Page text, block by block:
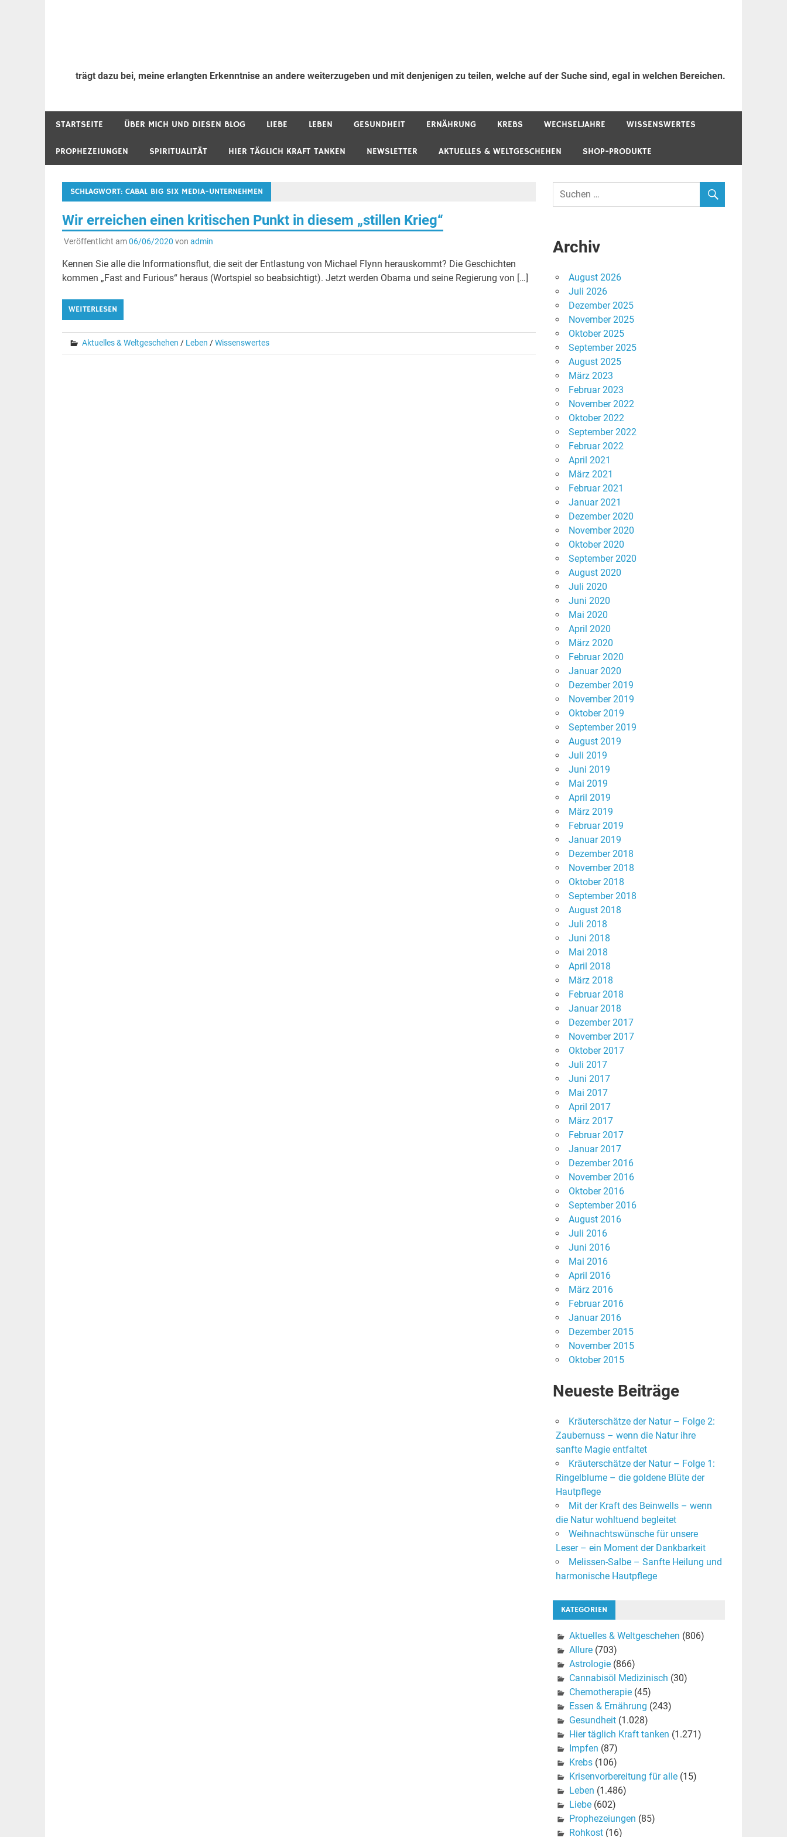
trägt dazu bei, meine erlangten Erkenntnise an andere weiterzugeben und mit denjenigen zu teilen, welche auf der Suche sind, egal in welchen Bereichen.
STARTSEITE ÜBER MICH UND DIESEN BLOG LIEBE LEBEN GESUNDHEIT ERNÄHRUNG KREBS WECHSELJAHRE WISSENSWERTES
PROPHEZEIUNGEN SPIRITUALITÄT HIER TÄGLICH KRAFT TANKEN NEWSLETTER AKTUELLES & WELTGESCHEHEN SHOP-PRODUKTE
SCHLAGWORT: CABAL BIG SIX MEDIA-UNTERNEHMEN
Wir erreichen einen kritischen Punkt in diesem „stillen Krieg“
Veröffentlicht am06/06/2020 von admin
Kennen Sie alle die Informationsflut, die seit der Entlastung von Michael Flynn herauskommt? Die Geschichten
kommen „Fast and Furious“ heraus (Wortspiel so beabsichtigt). Jetzt werden Obama und seine Regierung von […]
WEITERLESEN
Aktuelles & Weltgeschehen / Leben /Wissenswertes
Archiv
August 2026
Juli 2026
Dezember 2025
November 2025
Oktober 2025
September 2025
August 2025
März 2023
Februar 2023
November 2022
Oktober 2022
September 2022
Februar 2022
April 2021
März 2021
Februar 2021
Januar 2021
Dezember 2020
November 2020
Oktober 2020
September 2020
August 2020
Juli 2020
Juni 2020
Mai 2020
April 2020
März 2020
Februar 2020
Januar 2020
Dezember 2019
November 2019
Oktober 2019
September 2019
August 2019
Juli 2019
Juni 2019
Mai 2019
April 2019
März 2019
Februar 2019
Januar 2019
Dezember 2018
November 2018
Oktober 2018
September 2018
August 2018
Juli 2018
Juni 2018
Mai 2018
April 2018
März 2018
Februar 2018
Januar 2018
Dezember 2017
November 2017
Oktober 2017
Juli 2017
Juni 2017
Mai 2017
April 2017
März 2017
Februar 2017
Januar 2017
Dezember 2016
November 2016
Oktober 2016
September 2016
August 2016
Juli 2016
Juni 2016
Mai 2016
April 2016
März 2016
Februar 2016
Januar 2016
Dezember 2015
November 2015
Oktober 2015
Neueste Beiträge
Kräuterschätze der Natur – Folge 2:
Zaubernuss – wenn die Natur ihre
sanfte Magie entfaltet
Kräuterschätze der Natur – Folge 1:
Ringelblume – die goldene Blüte der
Hautpflege
Mit der Kraft des Beinwells – wenn
die Natur wohltuend begleitet
Weihnachtswünsche für unsere
Leser – ein Moment der Dankbarkeit
Melissen-Salbe – Sanfte Heilung und
harmonische Hautpflege
KATEGORIEN
Aktuelles & Weltgeschehen (806)
Allure(703)
Astrologie(866)
Cannabisöl Medizinisch (30)
Chemotherapie(45)
Essen & Ernährung (243)
Gesundheit(1.028)
Hier täglich Kraft tanken (1.271)
Impfen (87)
Krebs(106)
Krisenvorbereitung für alle(15)
Leben (1.486)
Liebe(602)
Prophezeiungen (85)
Rohkost(16)